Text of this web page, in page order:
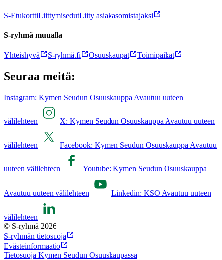
S-EtukorttiLiittymisedutLiity asiakasomistajaksi
S-ryhmä muualla
Yhteishyvä S-ryhmä.fi Osuuskaupat Toimipaikat
Seuraa meitä:
Instagram: Kymen Seudun Osuuskauppa Avautuu uuteen
välilehteen X: Kymen Seudun Osuuskauppa Avautuu uuteen
välilehteen Facebook: Kymen Seudun Osuuskauppa Avautuu
uuteen välilehteen Youtube: Kymen Seudun Osuuskauppa
Avautuu uuteen välilehteen Linkedin: KSO Avautuu uuteen
välilehteen
© S-ryhmä 2026
S-ryhmän tietosuoja
Evästeinformaatio
Tietosuoja Kymen Seudun Osuuskaupassa